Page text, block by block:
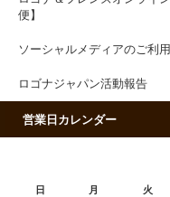
便】
ソーシャルメディアのご利
ロゴナジャパン活動報告
営業日カレンダー
日 月 火